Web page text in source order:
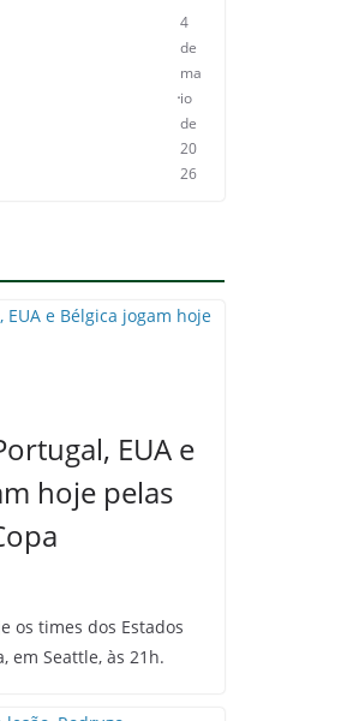
4
de
ma
io
de
20
26
EUA e
hoje pelas
os times dos Estados
em Seattle, às 21h.